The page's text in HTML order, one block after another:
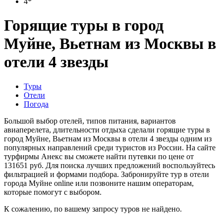
Горящие туры в город
Муйне, Вьетнам из Москвы в
отели 4 звезды
Туры
Отели
Погода
Большой выбор отелей, типов питания, вариантов
авиаперелета, длительности отдыха сделали горящие туры в
город Муйне, Вьетнам из Москвы в отели 4 звезды одним из
популярных направлений среди туристов из России. На сайте
турфирмы Анекс вы сможете найти путевки по цене от
131651 руб. Для поиска лучших предложений воспользуйтесь
фильтрацией и формами подбора. Забронируйте тур в отели
города Муйне online или позвоните нашим операторам,
которые помогут с выбором.
К сожалению, по вашему запросу туров не найдено.